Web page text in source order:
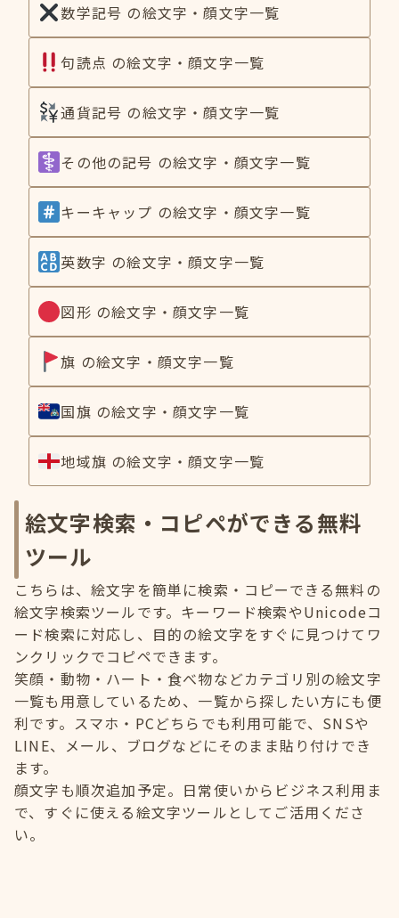
数学記号 の絵文字・顔文字一覧
句読点 の絵文字・顔文字一覧
通貨記号 の絵文字・顔文字一覧
その他の記号 の絵文字・顔文字一覧
キーキャップ の絵文字・顔文字一覧
英数字 の絵文字・顔文字一覧
図形 の絵文字・顔文字一覧
旗 の絵文字・顔文字一覧
国旗 の絵文字・顔文字一覧
地域旗 の絵文字・顔文字一覧
絵文字検索・コピペができる無料
ツール
こちらは、絵文字を簡単に検索・コピーできる無料の
絵文字検索ツールです。キーワード検索やUnicodeコ
ード検索に対応し、目的の絵文字をすぐに見つけてワ
ンクリックでコピペできます。
笑顔・動物・ハート・食べ物などカテゴリ別の絵文字
一覧も用意しているため、一覧から探したい方にも便
利です。スマホ・PCどちらでも利用可能で、SNSや
LINE、メール、ブログなどにそのまま貼り付けでき
ます。
顔文字も順次追加予定。日常使いからビジネス利用ま
で、すぐに使える絵文字ツールとしてご活用くださ
い。